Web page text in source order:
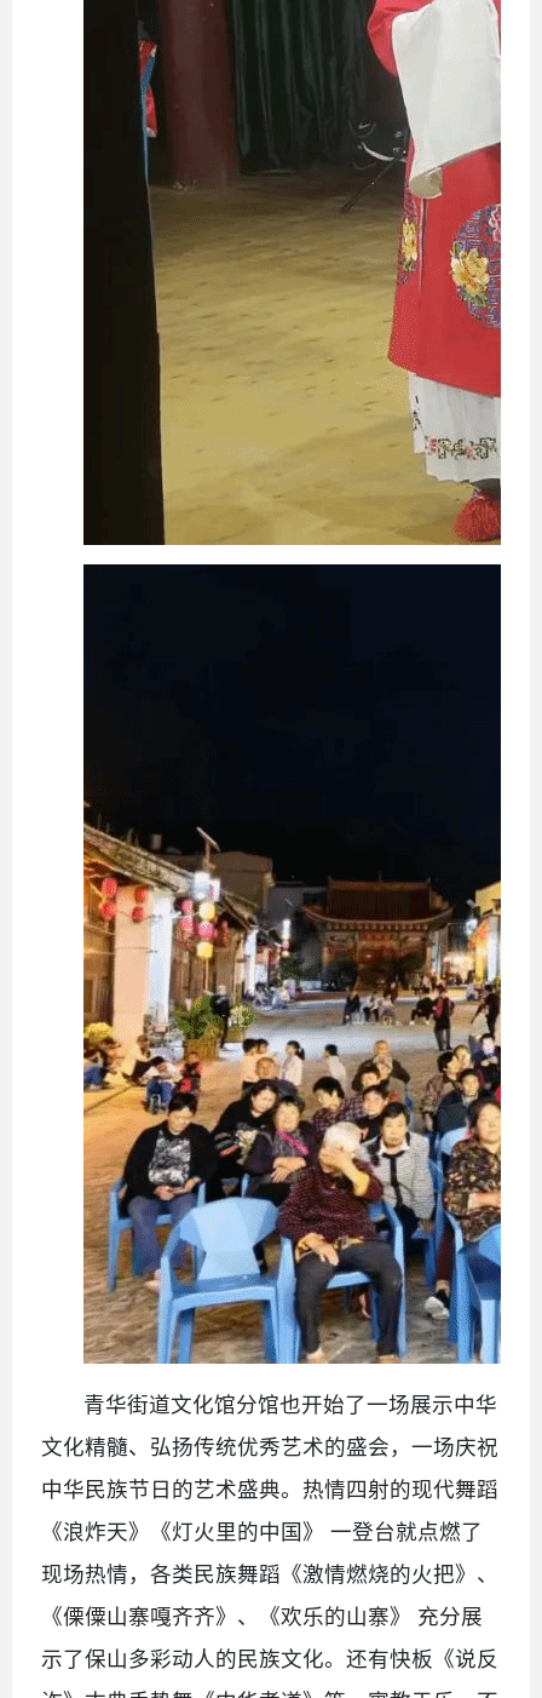
青华街道文化馆分馆也开始了一场展示中华
文化精髓、弘扬传统优秀艺术的盛会，一场庆祝
中华民族节日的艺术盛典。热情四射的现代舞蹈
《浪炸天》《灯火里的中国》 一登台就点燃了
现场热情，各类民族舞蹈《激情燃烧的火把》、
《傈僳山寨嘎齐齐》、《欢乐的山寨》 充分展
示了保山多彩动人的民族文化。还有快板《说反